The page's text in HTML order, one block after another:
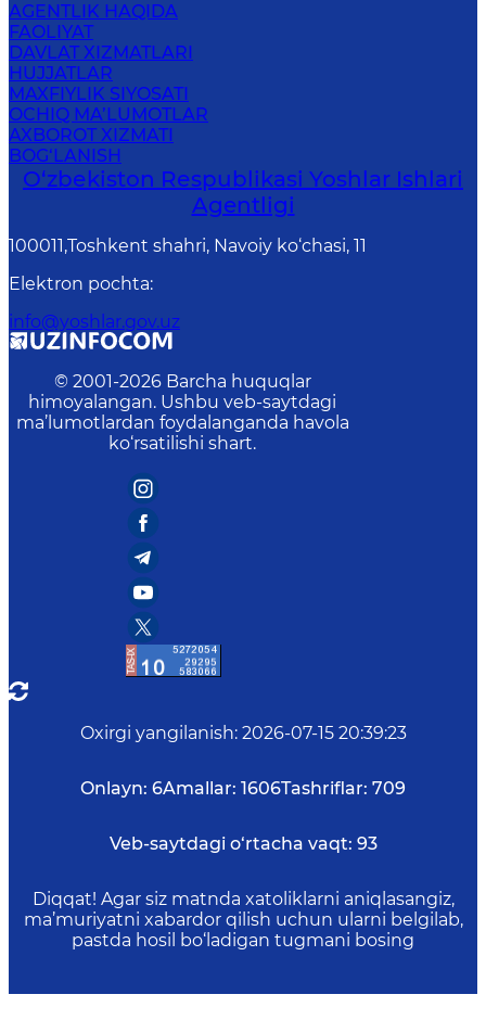
AGENTLIK HAQIDA
FAOLIYAT
DAVLAT XIZMATLARI
HUJJATLAR
MAXFIYLIK SIYOSATI
OCHIQ MA’LUMOTLAR
AXBOROT XIZMATI
BOG‘LANISH
O‘zbеkistоn Rеspublikаsi Yoshlar Ishlari
Agentligi
100011,Toshkent shahri, Navoiy ko‘chasi, 11
Elektron pochta:
info@yoshlar.gov.uz
© 2001-2026 Barcha huquqlar
himoyalangan. Ushbu veb-saytdagi
ma’lumotlardan foydalanganda havola
ko‘rsatilishi shart.
Oxirgi yangilanish: 2026-07-15 20:39:23
Onlayn: 6Amallar: 1606Tashriflar: 709
Veb-saytdagi o‘rtacha vaqt: 93
Diqqat! Agar siz matnda xatoliklarni aniqlasangiz,
ma’muriyatni xabardor qilish uchun ularni belgilab,
pastda hosil bo‘ladigan tugmani bosing